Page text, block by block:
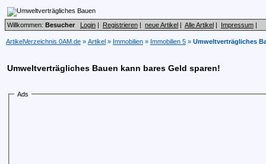
Willkommen: Besucher Login | Registrieren | neue Artikel | Alle Artikel | Impressum |
ArtikelVerzeichnis 0AM.de » Artikel » Immobilien » Immobilien 5 » Umweltverträgliches
Umweltverträgliches Bauen kann bares Geld sparen!
Ads